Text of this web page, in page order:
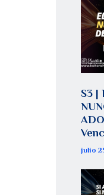
S3 |
julio